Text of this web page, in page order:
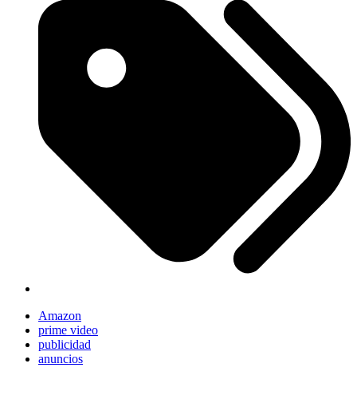
Amazon
prime video
publicidad
anuncios